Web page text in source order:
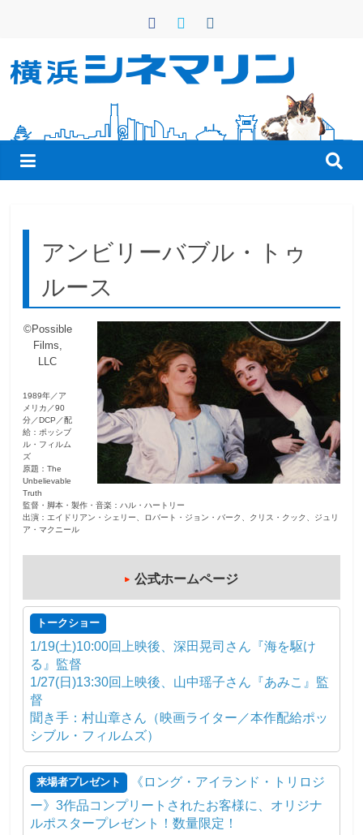
ン
横
浜
シ
ネ
マ
リ
ン
観
い
映
画
は
こ
アンビリーバブル・トゥ
ルース
©Possible
Films,
LLC
1989年／ア
メリカ／90
分／DCP／配
給：ポッシブ
ル・フィルム
ズ
原題：The
Unbelievable
Truth
監督・脚本・製作・音楽：ハル・ハートリー
出演：エイドリアン・シェリー、ロバート・ジョン・バーク、クリス・クック、ジュリ
ア・マクニール
公式ホームページ
トークショー
1/19(土)10:00回上映後、深田晃司さん『海を駆け
る』監督
1/27(日)13:30回上映後、山中瑶子さん『あみこ』監
督
聞き手：村山章さん（映画ライター／本作配給ポッ
シブル・フィルムズ）
来場者プレゼント
《ロング・アイランド・トリロジ
ー》3作品コンプリートされたお客様に、オリジナ
ルポスタープレゼント！数量限定！